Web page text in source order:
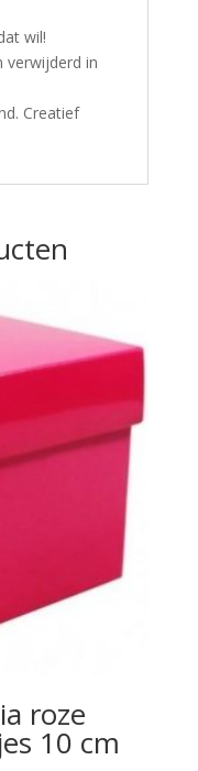
wil!
verwijderd in
Creatief
roze
10 cm